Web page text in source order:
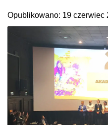
Opublikowano: 19 czerwiec